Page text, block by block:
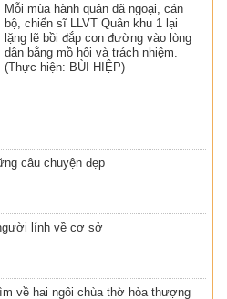
Mỗi mùa hành quân dã ngoại, cán
bộ, chiến sĩ LLVT Quân khu 1 lại
lặng lẽ bồi đắp con đường vào lòng
dân bằng mồ hôi và trách nhiệm.
(Thực hiện: BÙI HIỆP)
câu chuyện đẹp
lính về cơ sở
về hai ngôi chùa thờ hòa thượng